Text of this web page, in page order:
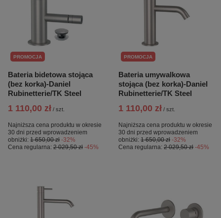
PROMOCJA
Bateria bidetowa stojąca
(bez korka)-Daniel
Rubinetterie/TK Steel
1 110,00 zł / szt.
Najniższa cena produktu w okresie
30 dni przed wprowadzeniem
obniżki: 1 650,00 zł -32%
Cena regularna: 2 029,50 zł -45%
PROMOCJA
Bateria umywalkowa
stojąca (bez korka)-Daniel
Rubinetterie/TK Steel
1 110,00 zł / szt.
Najniższa cena produktu w okresie
30 dni przed wprowadzeniem
obniżki: 1 650,00 zł -32%
Cena regularna: 2 029,50 zł -45%